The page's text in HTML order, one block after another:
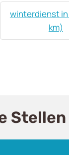
winterdienst in
km)
Stellen